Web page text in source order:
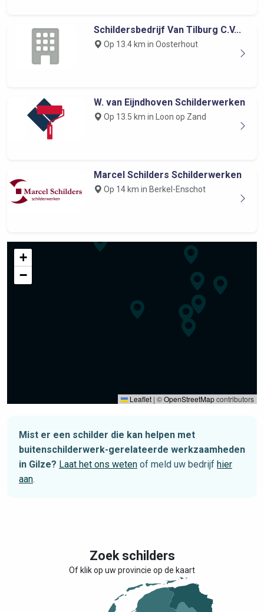
Schildersbedrijf Van Tilburg C.V...
Op 13.4 km in Oosterhout
W. van Eijndhoven Schilderwerken
Op 13.5 km in Loon op Zand
Marcel Schilders Schilderwerken
Op 14 km in Berkel-Enschot
+
−
Leaflet | ©OpenStreetMapcontributors
Mist er een schilder die kan helpen met
buitenschilderwerk-gerelateerde werkzaamheden
in Gilze? Laat het ons weten of meld uw bedrijf hier
aan.
Zoek schilders
Of klik op uw provincie op de kaart